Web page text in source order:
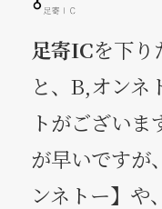
足寄ICを下り
と、B,オンネ
トがござい
が早いですが
ンネトー】や